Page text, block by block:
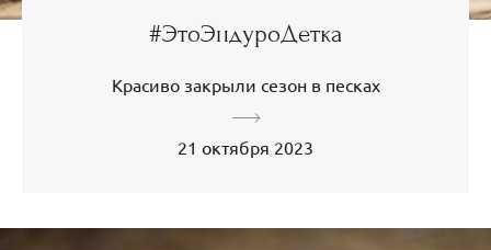
#ЭтоЭндуроДетка
Красиво закрыли сезон в песках
21 октября 2023